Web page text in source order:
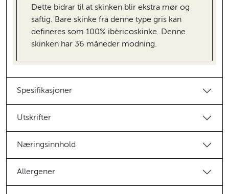
Dette bidrar til at skinken blir ekstra mør og
saftig. Bare skinke fra denne type gris kan
defineres som 100% ibèricoskinke. Denne
skinken har 36 måneder modning.
Spesifikasjoner
Utskrifter
Næringsinnhold
Allergener